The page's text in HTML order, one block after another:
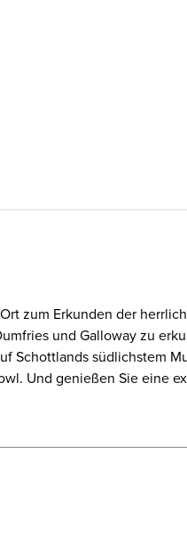
zum Erkunden der
und Galloway zu
Schottlands südlichstem
Und genießen Sie